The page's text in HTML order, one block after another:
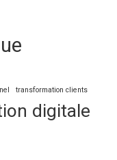
transformation clients
digitale